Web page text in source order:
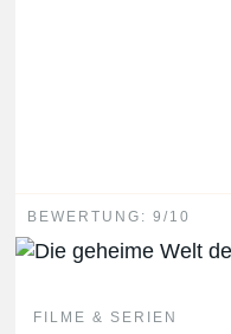
BEWERTUNG: 9/10
FILME & SERIEN